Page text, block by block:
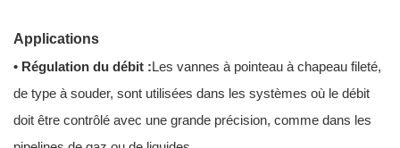
Applications
• Régulation du débit :Les vannes à pointeau à chapeau fileté,
de type à souder, sont utilisées dans les systèmes où le débit
doit être contrôlé avec une grande précision, comme dans les